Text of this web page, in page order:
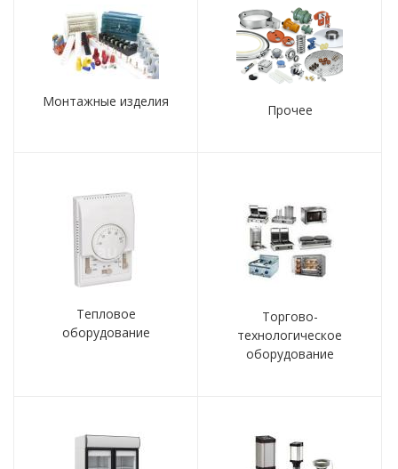
Монтажные изделия
Прочее
Тепловое
оборудование
Торгово-
технологическое
оборудование